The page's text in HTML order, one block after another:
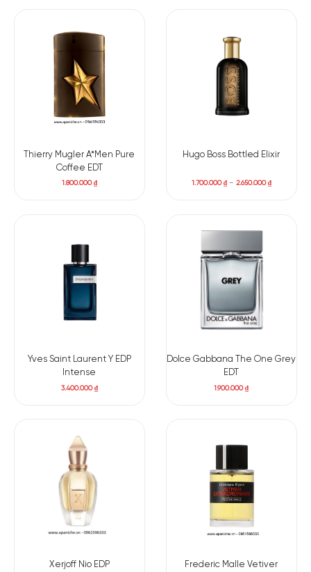
Thierry Mugler A*Men Pure
Coffee EDT
1.800.000₫
Hugo Boss Bottled Elixir
1.700.000₫– 2.650.000₫
Yves Saint Laurent Y EDP
Intense
3.400.000₫
Dolce Gabbana The One Grey
EDT
1.900.000₫
Xerjoff Nio EDP
Frederic Malle Vetiver